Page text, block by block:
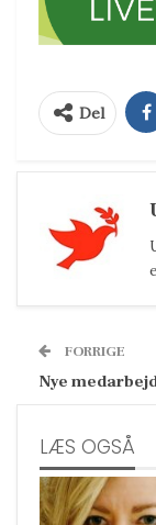
Del
FORRIGE
Nye
LÆS OGSÅ